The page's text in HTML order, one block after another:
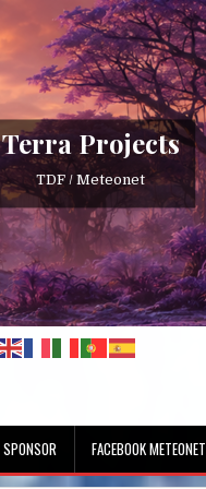
Terra Projects
TDF / Meteonet
SPONSOR FACEBOOK METEONET